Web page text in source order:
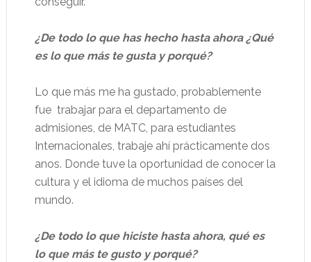
¿De todo lo que has hecho hasta ahora ¿Qué
es lo que más te gusta y porqué?
Lo que más me ha gustado, probablemente
fue trabajar para el departamento de
admisiones, de MATC, para estudiantes
Internacionales, trabaje ahí prácticamente dos
anos. Donde tuve la oportunidad de conocer la
cultura y el idioma de muchos países del
mundo.
¿De todo lo que hiciste hasta ahora, qué es
lo que más te gusto y porqué?